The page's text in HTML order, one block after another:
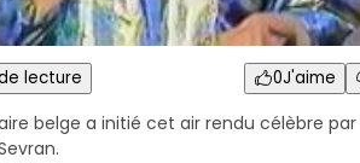
lecture 0J'aime
belge a initié cet air rendu célèbre par